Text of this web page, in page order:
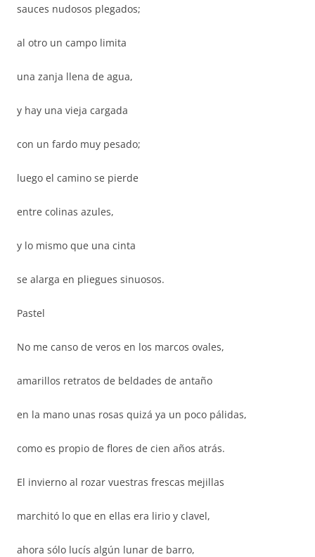
sauces nudosos plegados;
al otro un campo limita
una zanja llena de agua,
y hay una vieja cargada
con un fardo muy pesado;
luego el camino se pierde
entre colinas azules,
y lo mismo que una cinta
se alarga en pliegues sinuosos.
Pastel
No me canso de veros en los marcos ovales,
amarillos retratos de beldades de antaño
en la mano unas rosas quizá ya un poco pálidas,
como es propio de flores de cien años atrás.
El invierno al rozar vuestras frescas mejillas
marchitó lo que en ellas era lirio y clavel,
ahora sólo lucís algún lunar de barro,